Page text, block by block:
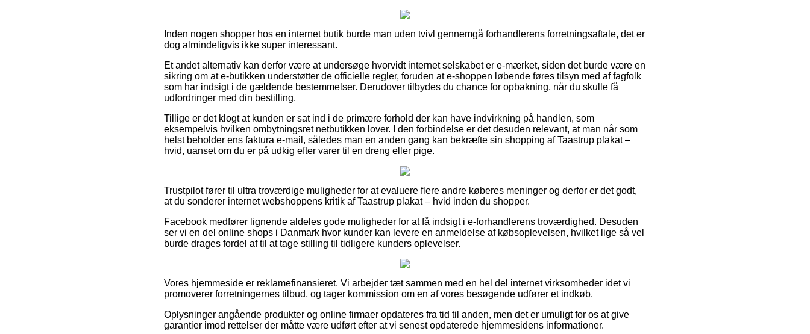
Inden nogen shopper hos en internet butik burde man uden tvivl gennemgå forhandlerens forretningsaftale, det er
dog almindeligvis ikke super interessant.
Et andet alternativ kan derfor være at undersøge hvorvidt internet selskabet er e-mærket, siden det burde være en
sikring om at e-butikken understøtter de officielle regler, foruden at e-shoppen løbende føres tilsyn med af fagfolk
som har indsigt i de gældende bestemmelser. Derudover tilbydes du chance for opbakning, når du skulle få
udfordringer med din bestilling.
Tillige er det klogt at kunden er sat ind i de primære forhold der kan have indvirkning på handlen, som
eksempelvis hvilken ombytningsret netbutikken lover. I den forbindelse er det desuden relevant, at man når som
helst beholder ens faktura e-mail, således man en anden gang kan bekræfte sin shopping af Taastrup plakat –
hvid, uanset om du er på udkig efter varer til en dreng eller pige.
Trustpilot fører til ultra troværdige muligheder for at evaluere flere andre køberes meninger og derfor er det godt,
at du sonderer internet webshoppens kritik af Taastrup plakat – hvid inden du shopper.
Facebook medfører lignende aldeles gode muligheder for at få indsigt i e-forhandlerens troværdighed. Desuden
ser vi en del online shops i Danmark hvor kunder kan levere en anmeldelse af købsoplevelsen, hvilket lige så vel
burde drages fordel af til at tage stilling til tidligere kunders oplevelser.
Vores hjemmeside er reklamefinansieret. Vi arbejder tæt sammen med en hel del internet virksomheder idet vi
promoverer forretningernes tilbud, og tager kommission om en af vores besøgende udfører et indkøb.
Oplysninger angående produkter og online firmaer opdateres fra tid til anden, men det er umuligt for os at give
garantier imod rettelser der måtte være udført efter at vi senest opdaterede hjemmesidens informationer.